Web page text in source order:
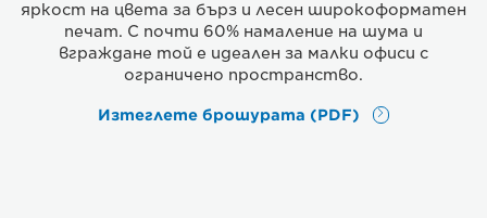
яркост на цвета за бърз и лесен широкоформатен
печат. С почти 60% намаление на шума и
вграждане той е идеален за малки офиси с
ограничено пространство.
Изтеглете брошурата (PDF)